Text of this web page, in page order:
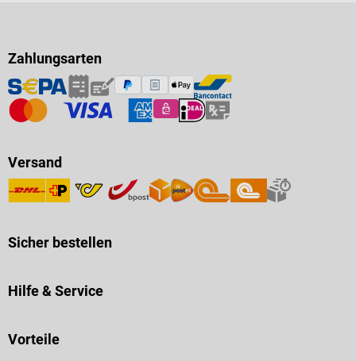
Zahlungsarten
Versand
Sicher bestellen
Hilfe & Service
Vorteile